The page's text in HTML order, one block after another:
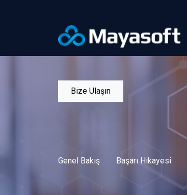
Bize Ulaşın
Genel Bakış Başarı Hikayesi